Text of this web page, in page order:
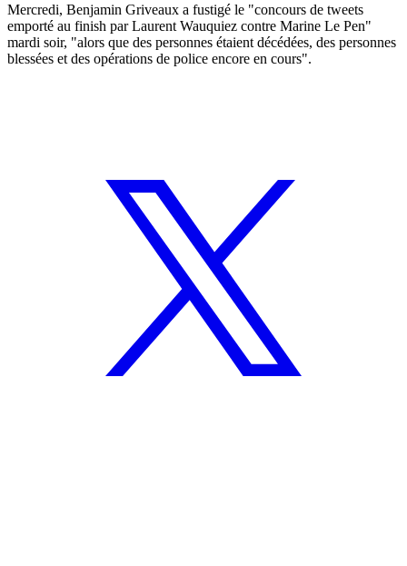
Mercredi, Benjamin Griveaux a fustigé le "concours de tweets
emporté au finish par Laurent Wauquiez contre Marine Le Pen"
mardi soir, "alors que des personnes étaient décédées, des personnes
blessées et des opérations de police encore en cours".